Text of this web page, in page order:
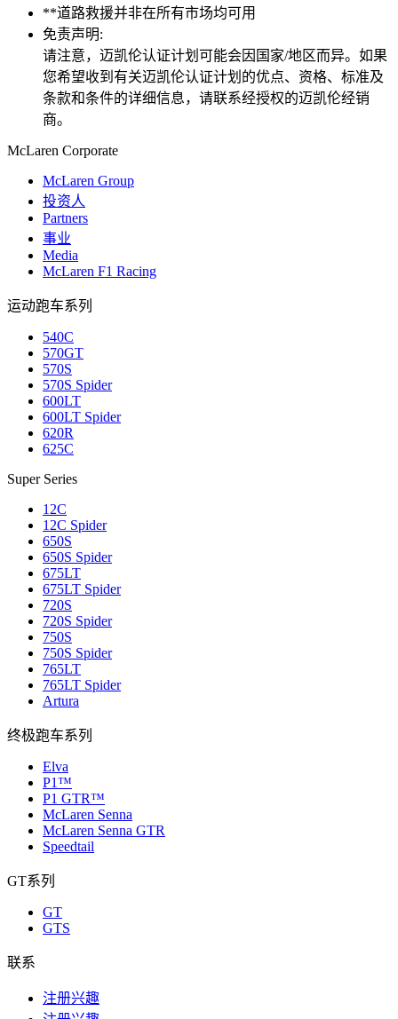
**道路救援并非在所有市场均可用
免责声明:
请注意，迈凯伦认证计划可能会因国家/地区而异。如果
您希望收到有关迈凯伦认证计划的优点、资格、标准及
条款和条件的详细信息，请联系经授权的迈凯伦经销
商。
McLaren Corporate
McLaren Group
投资人
Partners
事业
Media
McLaren F1 Racing
运动跑车系列
540C
570GT
570S
570S Spider
600LT
600LT Spider
620R
625C
Super Series
12C
12C Spider
650S
650S Spider
675LT
675LT Spider
720S
720S Spider
750S
750S Spider
765LT
765LT Spider
Artura
终极跑车系列
Elva
P1™
P1 GTR™
McLaren Senna
McLaren Senna GTR
Speedtail
GT系列
GT
GTS
联系
注册兴趣